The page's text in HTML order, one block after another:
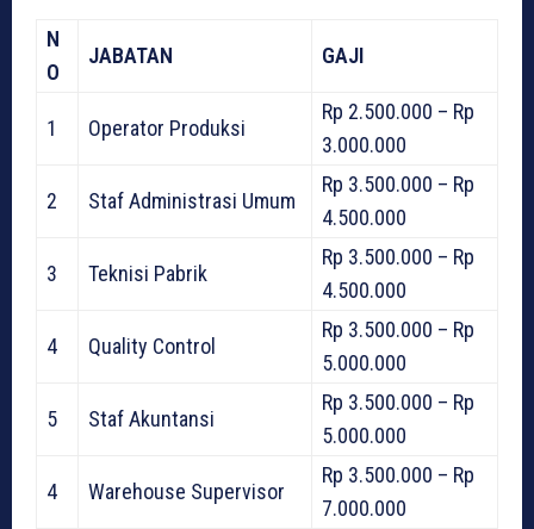
N
O
JABATAN GAJI
1 Operator Produksi
Rp 2.500.000 – Rp
3.000.000
2 Staf Administrasi Umum
Rp 3.500.000 – Rp
4.500.000
3 Teknisi Pabrik
Rp 3.500.000 – Rp
4.500.000
4 Quality Control
Rp 3.500.000 – Rp
5.000.000
5 Staf Akuntansi
Rp 3.500.000 – Rp
5.000.000
4 Warehouse Supervisor
Rp 3.500.000 – Rp
7.000.000